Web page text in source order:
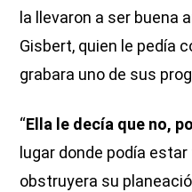
la llevaron a ser buena
Gisbert, quien le pedía
grabara uno de sus
“Ella le decía que no,
lugar donde podía
obstruyera su